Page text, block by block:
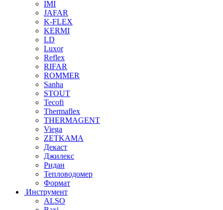
IMI
JAFAR
K-FLEX
KERMI
LD
Luxor
Reflex
RIFAR
ROMMER
Sanha
STOUT
Tecofi
Thermaflex
THERMAGENT
Viega
ZETKAMA
Декаст
Джилекс
Ридан
Тепловодомер
Формат
Инструмент
ALSO